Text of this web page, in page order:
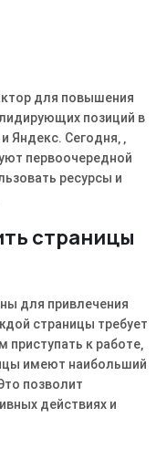
для повышения
позиций в
Сегодня‚ ‚
первоочередной
ресурсы и
страницы
для привлечения
страницы требует
приступать к работе‚
имеют наибольший
позволит
действиях и